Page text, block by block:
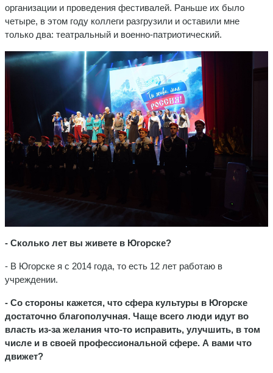
организации и проведения фестивалей. Раньше их было
четыре, в этом году коллеги разгрузили и оставили мне
только два: театральный и военно-патриотический.
- Сколько лет вы живете в Югорске?
- В Югорске я с 2014 года, то есть 12 лет работаю в
учреждении.
- Со стороны кажется, что сфера культуры в Югорске
достаточно благополучная. Чаще всего люди идут во
власть из-за желания что-то исправить, улучшить, в том
числе и в своей профессиональной сфере. А вами что
движет?